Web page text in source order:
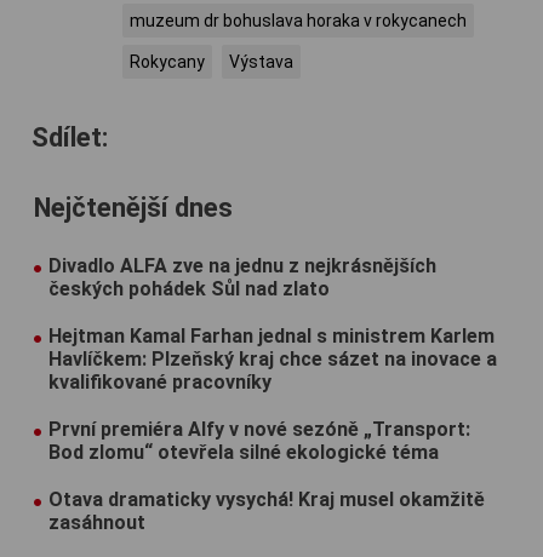
muzeum dr bohuslava horaka v rokycanech
Rokycany Výstava
Sdílet:
Nejčtenější dnes
Divadlo ALFA zve na jednu z nejkrásnějších
českých pohádek Sůl nad zlato
Hejtman Kamal Farhan jednal s ministrem Karlem
Havlíčkem: Plzeňský kraj chce sázet na inovace a
kvalifikované pracovníky
První premiéra Alfy v nové sezóně „Transport:
Bod zlomu“ otevřela silné ekologické téma
Otava dramaticky vysychá! Kraj musel okamžitě
zasáhnout